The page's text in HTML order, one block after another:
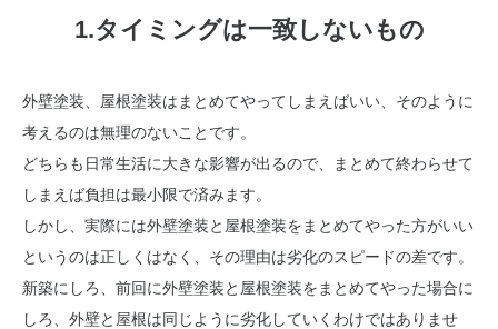
1.タイミングは一致しないもの
外壁塗装、屋根塗装はまとめてやってしまえばいい、そのように
考えるのは無理のないことです。
どちらも日常生活に大きな影響が出るので、まとめて終わらせて
しまえば負担は最小限で済みます。
しかし、実際には外壁塗装と屋根塗装をまとめてやった方がいい
というのは正しくはなく、その理由は劣化のスピードの差です。
新築にしろ、前回に外壁塗装と屋根塗装をまとめてやった場合に
しろ、外壁と屋根は同じように劣化していくわけではありませ